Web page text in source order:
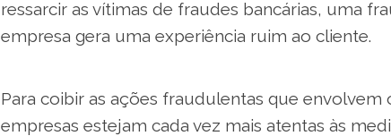
ressarcir as vítimas de fraudes bancárias, uma
empresa gera uma experiência ruim ao cliente.
Para coibir as ações fraudulentas que envolvem
empresas estejam cada vez mais atentas às